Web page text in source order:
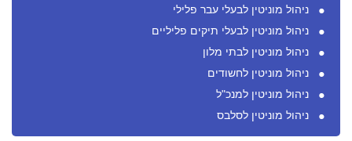
ניהול מוניטין לבעלי עבר פלילי
ניהול מוניטין לבעלי תיקים פליליים
ניהול מוניטין לבתי מלון
ניהול מוניטין לחשודים
ניהול מוניטין למנכ"ל
ניהול מוניטין לסלבס